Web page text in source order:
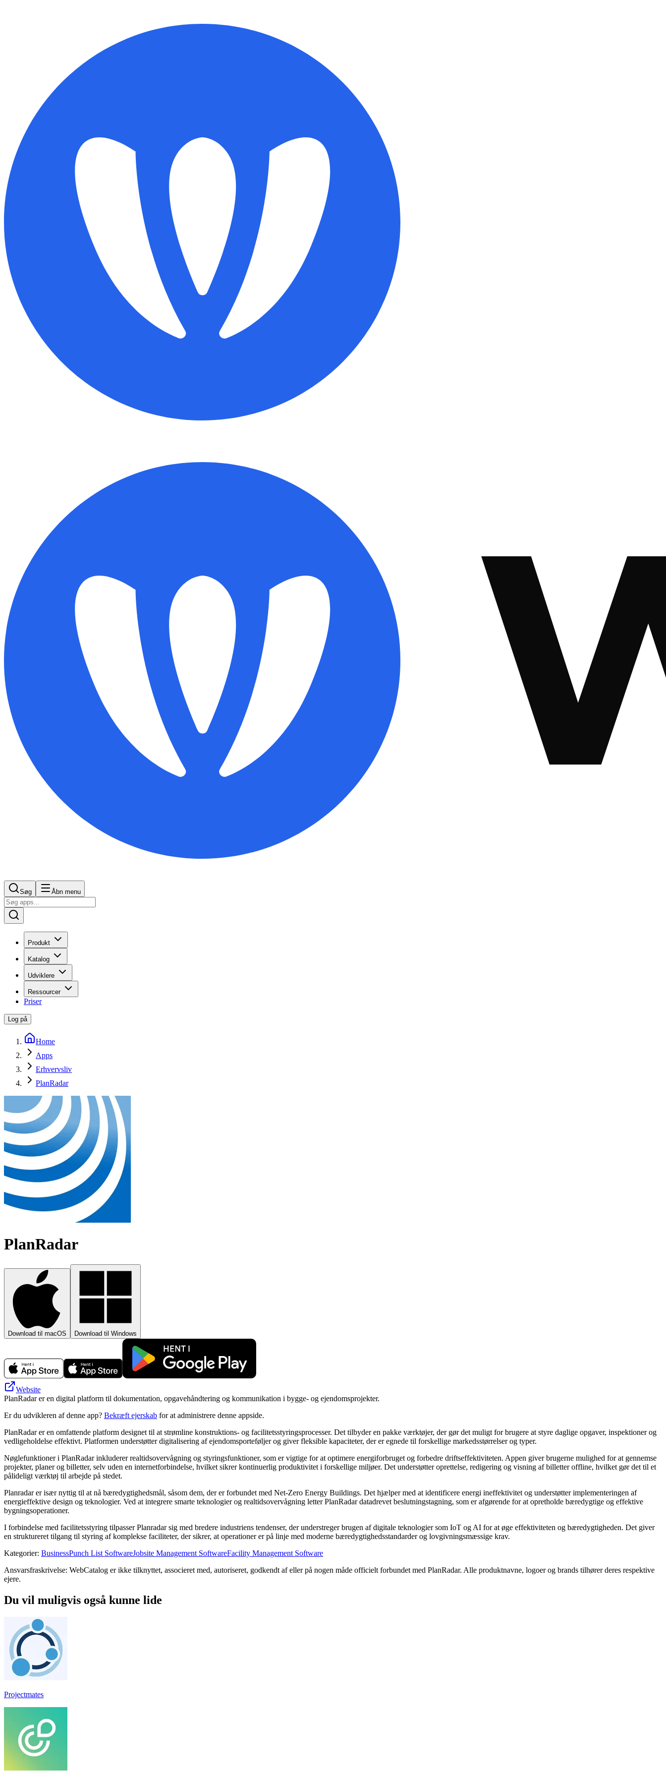
Søg Åbn menu
Produkt
Katalog
Udviklere
Ressourcer
Priser
Log på
Home
Apps
Erhvervsliv
PlanRadar
PlanRadar
Download til macOS Download til Windows
Website
PlanRadar er en digital platform til dokumentation, opgavehåndtering og kommunikation i bygge- og ejendomsprojekter.
Er du udvikleren af denne app? Bekræft ejerskab for at administrere denne appside.
PlanRadar er en omfattende platform designet til at strømline konstruktions- og facilitetsstyringsprocesser. Det tilbyder en pakke værktøjer, der gør det muligt for brugere at styre daglige opgaver, inspektioner og
vedligeholdelse effektivt. Platformen understøtter digitalisering af ejendomsporteføljer og giver fleksible kapaciteter, der er egnede til forskellige markedsstørrelser og typer.
Nøglefunktioner i PlanRadar inkluderer realtidsovervågning og styringsfunktioner, som er vigtige for at optimere energiforbruget og forbedre driftseffektiviteten. Appen giver brugerne mulighed for at gennemse
projekter, planer og billetter, selv uden en internetforbindelse, hvilket sikrer kontinuerlig produktivitet i forskellige miljøer. Det understøtter oprettelse, redigering og visning af billetter offline, hvilket gør det til et
pålideligt værktøj til arbejde på stedet.
Planradar er især nyttig til at nå bæredygtighedsmål, såsom dem, der er forbundet med Net-Zero Energy Buildings. Det hjælper med at identificere energi ineffektivitet og understøtter implementeringen af ​​
energieffektive design og teknologier. Ved at integrere smarte teknologier og realtidsovervågning letter PlanRadar datadrevet beslutningstagning, som er afgørende for at opretholde bæredygtige og effektive
bygningsoperationer.
I forbindelse med facilitetsstyring tilpasser Planradar sig med bredere industriens tendenser, der understreger brugen af ​​digitale teknologier som IoT og AI for at øge effektiviteten og bæredygtigheden. Det giver
en struktureret tilgang til styring af komplekse faciliteter, der sikrer, at operationer er på linje med moderne bæredygtighedsstandarder og lovgivningsmæssige krav.
Kategorier: BusinessPunch List SoftwareJobsite Management SoftwareFacility Management Software
Ansvarsfraskrivelse: WebCatalog er ikke tilknyttet, associeret med, autoriseret, godkendt af eller på nogen måde officielt forbundet med PlanRadar. Alle produktnavne, logoer og brands tilhører deres respektive
ejere.
Du vil muligvis også kunne lide
Projectmates